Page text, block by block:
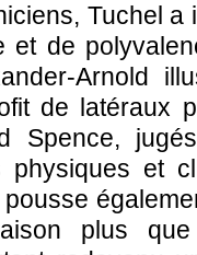
Tuchel a
et de
Arnold
de latéraux
Spence,
physiques et
plus